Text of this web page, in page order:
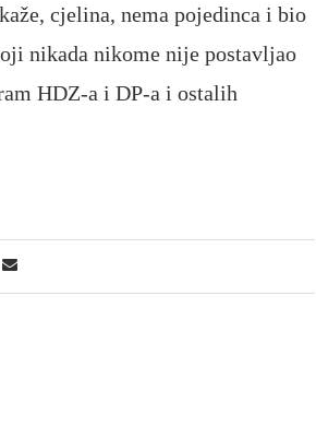
cjelina, nema pojedinca i bio
nikada nikome nije postavljao
HDZ-a i DP-a i ostalih